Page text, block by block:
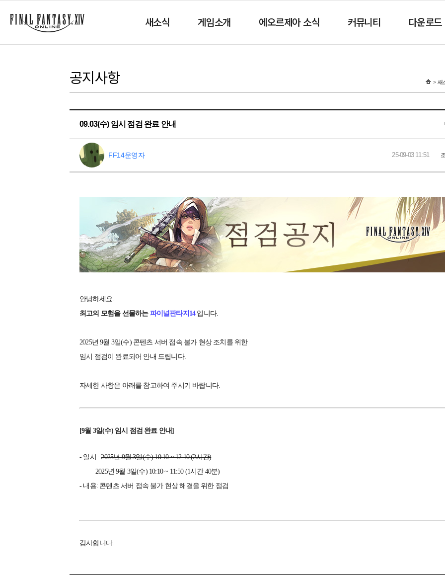
새소식 게임소개 에오르제아 소식 커뮤니티 다운로드
공지사항 새
09.03(수) 임시 점검 완료 안내
FF14운영자 25-09-03 11:51
안녕하세요.
최고의 모험을 선물하는 파이널판타지14입니다.
2025년 9월 3일(수) 콘텐츠 서버 접속 불가 현상 조치를 위한
임시 점검이 완료되어 안내 드립니다.
자세한 사항은 아래를 참고하여 주시기 바랍니다.
[9월 3일(수) 임시 점검 완료 안내]
- 일시 :2025년 9월 3일(수) 10:10 ~ 12:10 (2시간)
2025년 9월 3일(수) 10:10 ~ 11:50 (1시간 40분)
- 내용: 콘텐츠 서버 접속 불가 현상 해결을 위한 점검
감사합니다.